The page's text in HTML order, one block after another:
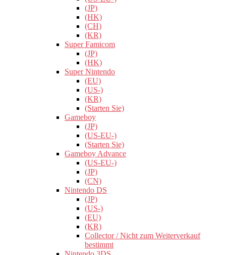
(JP)
(HK)
(CH)
(KR)
Super Famicom
(JP)
(HK)
Super Nintendo
(EU)
(US-)
(KR)
(Starten Sie)
Gameboy
(JP)
(US-EU-)
(Starten Sie)
Gameboy Advance
(US-EU-)
(JP)
(CN)
Nintendo DS
(JP)
(US-)
(EU)
(KR)
Collector / Nicht zum Weiterverkauf
bestimmt